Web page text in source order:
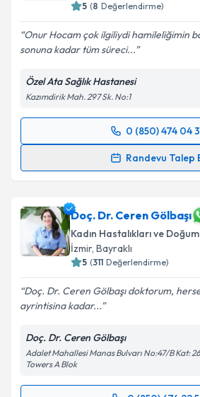
5 (8 Değerlendirme)
Onur Hocam çok ilgiliydi hamileliğimin
sonuna kadar tüm süreci...
Özel Ata Sağlık Hastanesi
Kazımdirik Mah. 297 Sk. No:1
0 (850) 474 04
Randevu Talep
Randevu Takvimi Talebi
almanız için bir takvim
bilgilendireceğiz.
E-posta Adresiniz
Metni 'ni okudum ve kişisel
kapsamda işlenmesini kabul
Doç. Dr. Ceren Gölbaşı
Kadın Hastalıkları ve Doğum
İzmir, Bayraklı
5 (311 Değerlendirme)
Doç. Dr. Ceren Gölbaşı doktorum,
ayrintisina kadar...
Doç. Dr. Ceren Gölbaşı
Adalet Mahallesi Manas Bulvarı No:47/B Kat:
Towers A Blok